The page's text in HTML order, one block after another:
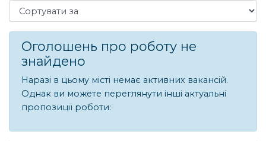
Сортувати за
Оголошень про роботу не
знайдено
Наразі в цьому місті немає активних вакансій.
Однак ви можете переглянути інші актуальні
пропозиції роботи: